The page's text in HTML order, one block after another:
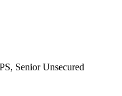
Senior Unsecured